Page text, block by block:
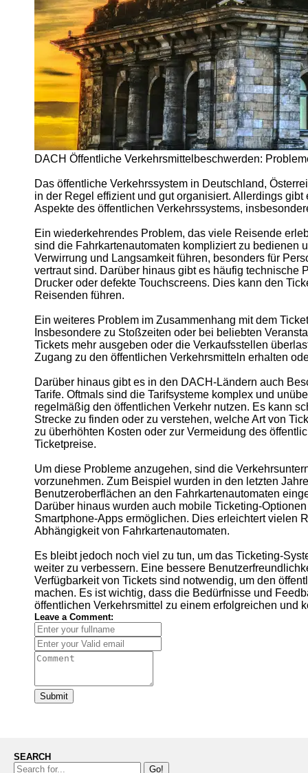
DACH
Lebensmittelbeschwerden
Energieanbieterbeschwerden
Facebook
Twitter
Telegram
Help &
Support
Contact
Us
Write
DACH Öffentliche Verkehrsmittelbeschwerden:
Das öffentliche Verkehrssystem in Deutschland,
in der Regel effizient und gut organisiert. Allerdings
Aspekte des öffentlichen Verkehrssystems,
Ein wiederkehrendes Problem, das viele Reisende
sind die Fahrkartenautomaten kompliziert zu bedienen
Verwirrung und Langsamkeit führen, besonders für
vertraut sind. Darüber hinaus gibt es häufig technische
Drucker oder defekte Touchscreens. Dies kann den
Reisenden führen.
Ein weiteres Problem im Zusammenhang mit dem
Insbesondere zu Stoßzeiten oder bei beliebten
Tickets mehr ausgeben oder die Verkaufsstellen
Zugang zu den öffentlichen Verkehrsmitteln erhalten
Darüber hinaus gibt es in den DACH-Ländern auch
Tarife. Oftmals sind die Tarifsysteme komplex und
regelmäßig den öffentlichen Verkehr nutzen. Es kann
Strecke zu finden oder zu verstehen, welche Art von
zu überhöhten Kosten oder zur Vermeidung des
Ticketpreise.
Um diese Probleme anzugehen, sind die
vorzunehmen. Zum Beispiel wurden in den letzten
Benutzeroberflächen an den Fahrkartenautomaten
Darüber hinaus wurden auch mobile Ticketing-
Smartphone-Apps ermöglichen. Dies erleichtert vielen
Abhängigkeit von Fahrkartenautomaten.
Es bleibt jedoch noch viel zu tun, um das Ticketing-
weiter zu verbessern. Eine bessere
Verfügbarkeit von Tickets sind notwendig, um den
machen. Es ist wichtig, dass die Bedürfnisse und
öffentlichen Verkehrsmittel zu einem erfolgreichen und
Leave a Comment:
Submit
SEARCH
Go!